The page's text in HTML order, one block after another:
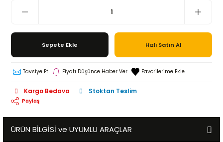
Sepete Ekle Hızlı Satın Al
Tavsiye Et Fiyatı Düşünce Haber Ver
Kargo Bedava Stoktan Teslim
Paylaş
ÜRÜN BİLGİSİ ve UYUMLU ARAÇLAR